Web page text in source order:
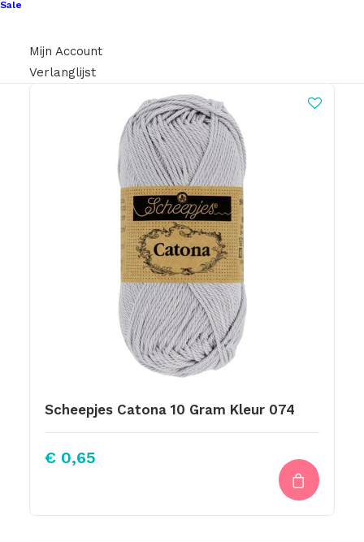
Sale
Mijn Account
Verlanglijst
Scheepjes Catona 10 Gram Kleur 074
€ 0,65